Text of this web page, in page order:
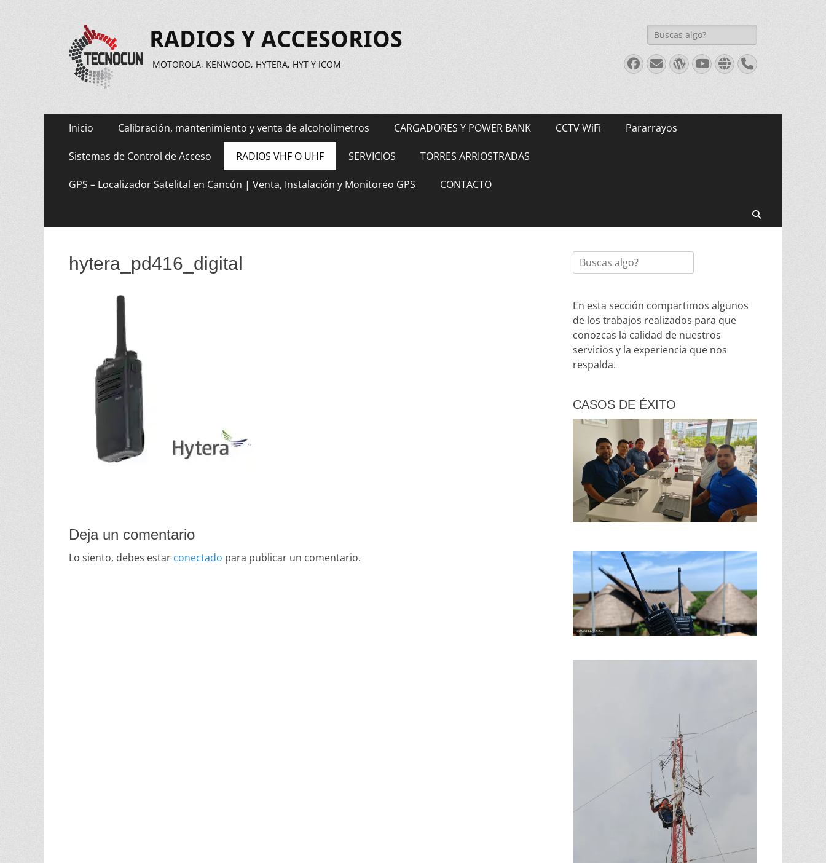
RADIOS Y ACCESORIOS
MOTOROLA, KENWOOD, HYTERA, HYT Y ICOM
Buscar:
Facebook
Correo
electrónico
WordPress
Youtube
WebTeléfono
Menú
Saltar
contenido
Inicio Calibración, mantenimiento y venta de alcoholimetros CARGADORES Y POWER BANK CCTV WiFi Pararrayos
Sistemas de Control de Acceso RADIOS VHF O UHF SERVICIOS TORRES ARRIOSTRADAS
GPS – Localizador Satelital en Cancún | Venta, Instalación y Monitoreo GPS CONTACTO
hytera_pd416_digital
Deja un comentario
Lo siento, debes estar conectado para publicar un comentario.
Buscar:
En esta sección compartimos algunos
de los trabajos realizados para que
conozcas la calidad de nuestros
servicios y la experiencia que nos
respalda.
CASOS DE ÉXITO